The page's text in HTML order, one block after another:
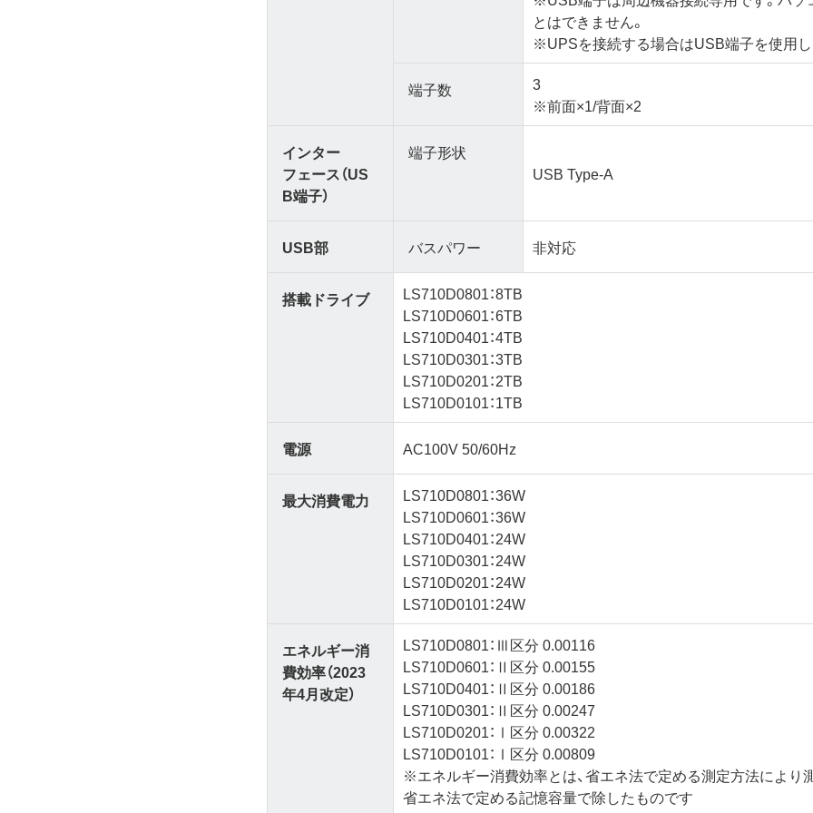
とはできません。
※UPSを接続する場合はUSB端子を使用し
端子数
3
※前面×1/背面×2
インター
フェース（US
B端子）
端子形状
USB Type-A
USB部 バスパワー 非対応
搭載ドライブ
LS710D0801：8TB
LS710D0601：6TB
LS710D0401：4TB
LS710D0301：3TB
LS710D0201：2TB
LS710D0101：1TB
電源 AC100V 50/60Hz
最大消費電力
LS710D0801：36W
LS710D0601：36W
LS710D0401：24W
LS710D0301：24W
LS710D0201：24W
LS710D0101：24W
エネルギー消
費効率（2023
年4月改定）
LS710D0801：Ⅲ区分 0.00116
LS710D0601：Ⅱ区分 0.00155
LS710D0401：Ⅱ区分 0.00186
LS710D0301：Ⅱ区分 0.00247
LS710D0201：Ⅰ区分 0.00322
LS710D0101：Ⅰ区分 0.00809
※エネルギー消費効率とは、省エネ法で定める測定方法により
省エネ法で定める記憶容量で除したものです